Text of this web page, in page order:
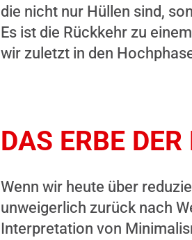
die nicht nur Hüllen sind,
Es ist die Rückkehr zu
wir zuletzt in den
DAS ERBE
Wenn wir heute über
unweigerlich zurück nach
Interpretation von